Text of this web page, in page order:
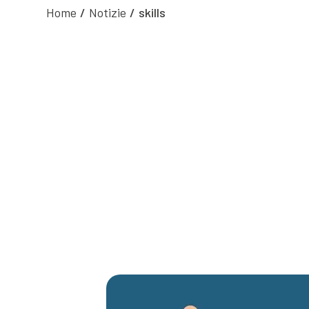
Home / Notizie / skills